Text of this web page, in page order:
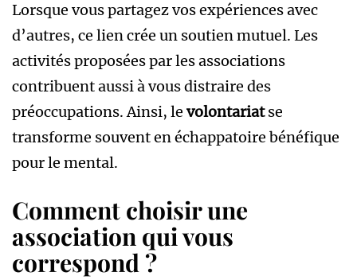
Lorsque vous partagez vos expériences avec
d’autres, ce lien crée un soutien mutuel. Les
activités proposées par les associations
contribuent aussi à vous distraire des
préoccupations. Ainsi, le volontariatse
transforme souvent en échappatoire bénéfique
pour le mental.
Comment choisir une
association qui vous
correspond ?